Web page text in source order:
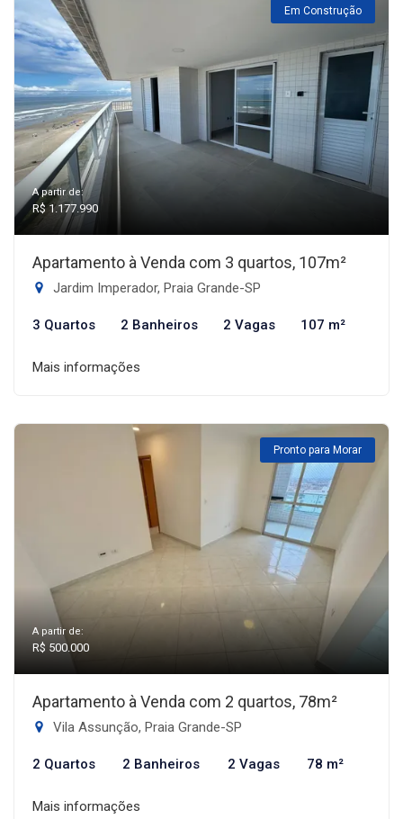
Em Construção
A partir de:
R$ 1.177.990
Apartamento à Venda com 3 quartos, 107m²
Jardim Imperador, Praia Grande-SP
3 Quartos 2 Banheiros 2 Vagas 107 m²
Mais informações
Pronto para Morar
A partir de:
R$ 500.000
Apartamento à Venda com 2 quartos, 78m²
Vila Assunção, Praia Grande-SP
2 Quartos 2 Banheiros 2 Vagas 78 m²
Mais informações